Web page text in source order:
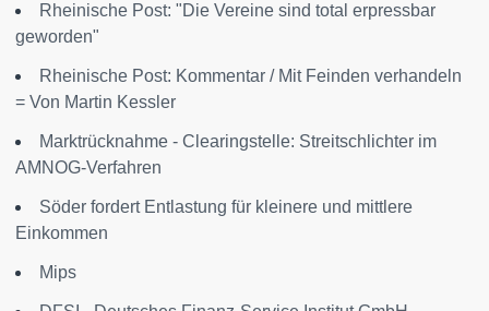
Rheinische Post: "Die Vereine sind total erpressbar
geworden"
Rheinische Post: Kommentar / Mit Feinden verhandeln
= Von Martin Kessler
Marktrücknahme - Clearingstelle: Streitschlichter im
AMNOG-Verfahren
Söder fordert Entlastung für kleinere und mittlere
Einkommen
Mips